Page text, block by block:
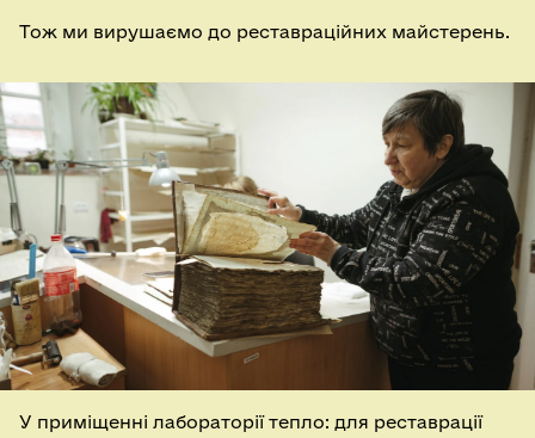
Тож ми вирушаємо до реставраційних майстерень.
У приміщенні лабораторії тепло: для реставрації